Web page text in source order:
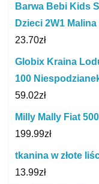
Barwa Bebi Kids
Dzieci 2W1 Malina
23.70zł
Globix Kraina
100
59.02zł
Milly Mally Fiat
199.99zł
tkanina w złote
13.99zł